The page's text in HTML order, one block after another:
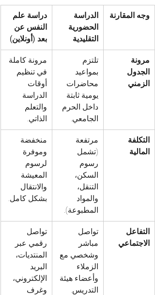
وجه المقارنة
الدراسة
الحضورية
التقليدية
دراسة علم
النفس عن
بعد (أونلاين)
مرونة
الجدول
الزمني
تلتزم
بمواعيد
محاضرات
يومية ثابتة
داخل الحرم
الجامعي.
مرونة كاملة
في تنظيم
أوقات
الدراسة
والتعلم
الذاتي.
التكلفة
المالية
مرتفعة
(تشمل
رسوم
السكن،
التنقل،
والمواد
المطبوعة).
منخفضة
وموفرة
لرسوم
المعيشة
والانتقال
بشكل كامل.
التفاعل
الاجتماعي
تواصل
مباشر
وشخصي مع
الزملاء
وأعضاء هيئة
التدريس.
تواصل
رقمي عبر
المنتديات،
البريد
الإلكتروني،
وغرف